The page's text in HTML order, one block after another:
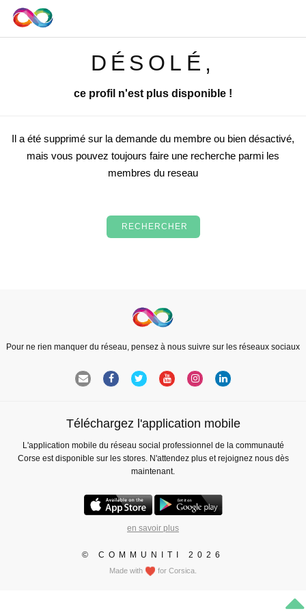
DÉSOLÉ,
ce profil n'est plus disponible !
Il a été supprimé sur la demande du membre ou bien désactivé,
mais vous pouvez toujours faire une recherche parmi les
membres du reseau
RECHERCHER
Pour ne rien manquer du réseau, pensez à nous suivre sur les réseaux sociaux
Téléchargez l'application mobile
L'application mobile du réseau social professionnel de la communauté
Corse est disponible sur les stores. N'attendez plus et rejoignez nous dès
maintenant.
en savoir plus
© COMMUNITI 2026
Made with for Corsica.